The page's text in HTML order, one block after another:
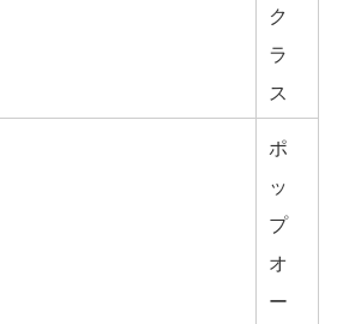
ク
ラ
ス
ポ
ッ
プ
オ
ー